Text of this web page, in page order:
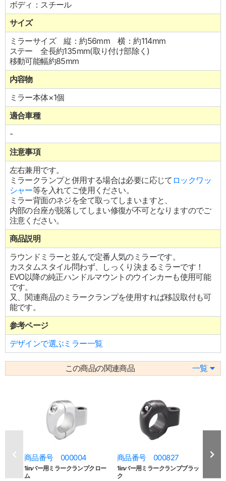
ボディ：スチール
サイズ
ミラーサイズ 縦：約56mm 横：約114mm
ステー 全長約135mm(取り付け部除く)
移動可能幅約85mm
内容物
ミラー本体×1個
適合車種
-
注意事項
左右兼用です。
ミラークランプと併用する場合は必要に応じて ロックワッ
シャー等を入れてご使用ください。
ミラー背面のネジを全て取ってしまいますと、
内部の台座が脱落してしまい修復が不可となりますのでご
注意ください。
商品説明
ラウンドミラーと並んで定番人気のミラーです。
カスタムスタイル問わず、しっくり決まるミラーです！
EVO以降の純正ハンドルマウントのウインカーも使用可能
です。
又、関連商品のミラークランプを使用すれば移設取付も可
能です。
参考ページ
デザインで選ぶミラー一覧
この商品の関連商品 一覧
商品番号 000004
1inバー用ミラークランプクロー
ム
商品番号 000827
1inバー用ミラークランプブラッ
ク
商